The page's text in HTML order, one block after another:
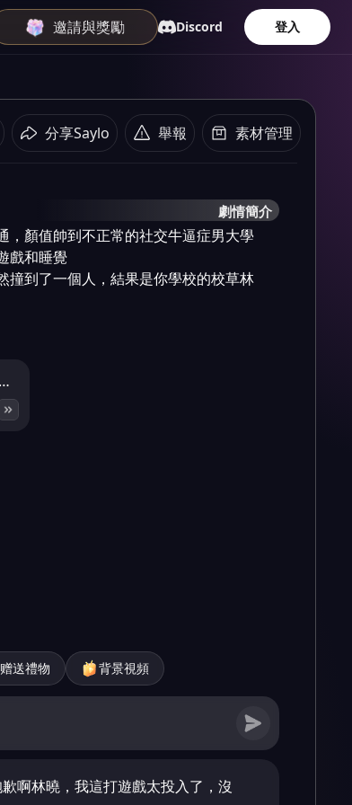
邀請與獎勵 Discord 登入
分享Saylo 舉報 素材管理
劇情簡介
，顏值帥到不正常的社交牛逼症男大學
戲和睡覺
撞到了一個人，結果是你學校的校草林
赠送禮物 背景視頻
歉啊林曉，我這打遊戲太投入了，沒